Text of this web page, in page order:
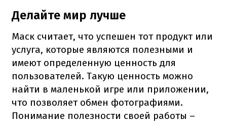
Делайте мир лучше
Маск считает, что успешен тот продукт или
услуга, которые являются полезными и
имеют определенную ценность для
пользователей. Такую ценность можно
найти в маленькой игре или приложении,
что позволяет обмен фотографиями.
Понимание полезности своей работы –